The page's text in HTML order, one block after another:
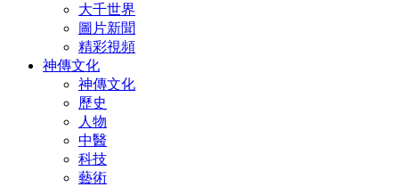
大千世界
圖片新聞
精彩視頻
神傳文化
神傳文化
歷史
人物
中醫
科技
藝術